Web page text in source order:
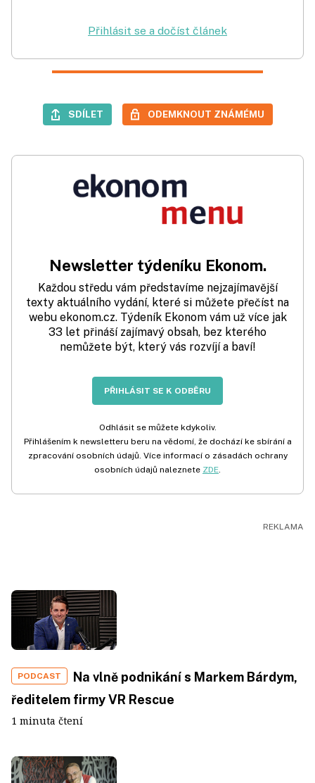
Přihlásit se a dočíst článek
SDÍLET ODEMKNOUT ZNÁMÉMU
Newsletter týdeníku Ekonom.
Každou středu vám představíme nejzajímavější
texty aktuálního vydání, které si můžete přečíst na
webu ekonom.cz. Týdeník Ekonom vám už více jak
33 let přináší zajímavý obsah, bez kterého
nemůžete být, který vás rozvíjí a baví!
PŘIHLÁSIT SE K ODBĚRU
Odhlásit se můžete kdykoliv.
Přihlášením k newsletteru beru na vědomí, že dochází ke sbírání a
zpracování osobních údajů. Více informací o zásadách ochrany
osobních údajů naleznete ZDE.
PODCAST
Na vlně podnikání s Markem Bárdym,
ředitelem firmy VR Rescue
1 minuta čtení